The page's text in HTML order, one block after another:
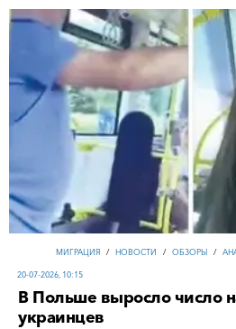
МИГРАЦИЯ / НОВОСТИ / ОБЗОРЫ /
20-07-2026, 10:15
В Польше выросло число
украинцев